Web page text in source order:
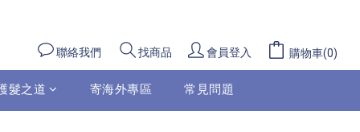
聯絡我們 找商品 會員登入 購物車(0)
髮之道 寄海外專區 常見問題